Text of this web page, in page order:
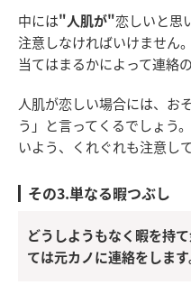
中には"人肌が"恋しいと思
注意しなければいけません
当てはまるかによって連絡
人肌が恋しい場合には、お
う」と言ってくるでしょう
いよう、くれぐれも注意し
その3.単なる暇つぶし
どうしようもなく暇を持
ては元カノに連絡をします